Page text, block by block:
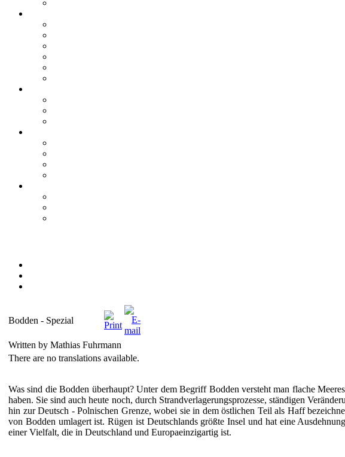
Bodden - Spezial
Written by Mathias Fuhrmann
There are no translations available.
Was sind die Bodden überhaupt? Unter dem Begriff Bodden versteht man flache
haben. Sie sind auch heute noch, durch Strandverlagerungsprozesse, ständigen
hin zur Deutsch - Polnischen Grenze, wobei sie in dem östlichen Teil als Haff
von Bodden umlagert ist. Rügen ist Deutschlands größte Insel und hat eine
einer Vielfalt, die in Deutschland und Europaeinzigartig ist.